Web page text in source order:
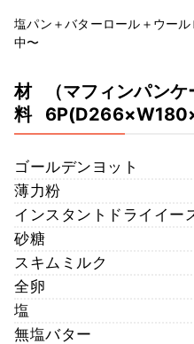
塩パン＋バターロール＋ウー
中〜
材
料
（マフィンパンケ
ゴールデンヨット
薄力粉
インスタントドライイー
砂糖
スキムミルク
全卵
塩
無塩バター